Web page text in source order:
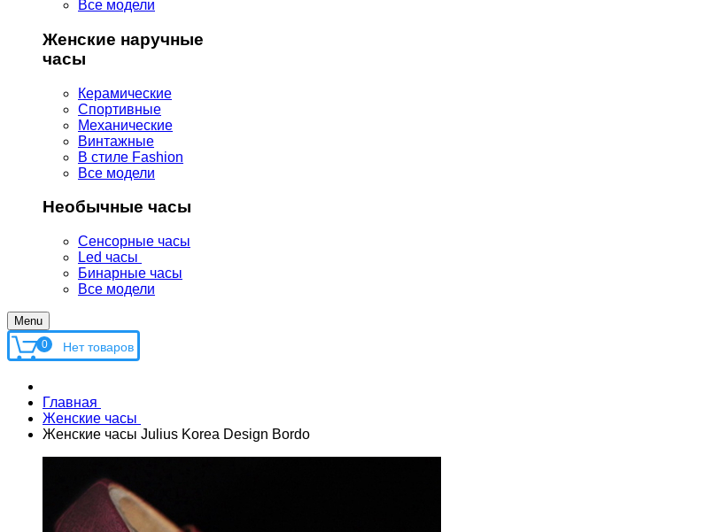
Все модели
Женские наручные
часы
Керамические
Спортивные
Механические
Винтажные
В стиле Fashion
Все модели
Необычные часы
Сенсорные часы
Led часы
Бинарные часы
Все модели
Menu
0
Главная
Женские часы
Женские часы Julius Korea Design Bordo